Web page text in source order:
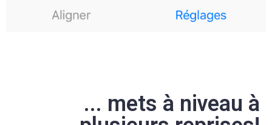
... mets à niveau à